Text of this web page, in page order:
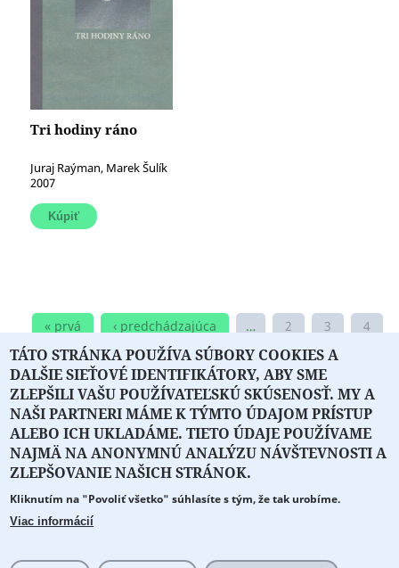
Tri hodiny ráno
Juraj Raýman, Marek Šulík
2007
« prvá ‹ predchádzajúca … 2 3
4
5
6 7 8 …
nasledujúca ›
posledná »
O PORTÁLI O DRUŽSTVE SPONZORI KONTAKT
Projekt z verejných fondov podporil
Cookie preferencie
TÁTO STRÁNKA POUŽÍVA SÚBORY COOKIES A
DALŠIE SIEŤOVÉ IDENTIFIKÁTORY, ABY SME
ZLEPŠILI VAŠU POUŽÍVATEĽSKÚ SKÚSENOSŤ. MY A
NAŠI PARTNERI MÁME K TÝMTO ÚDAJOM PRÍSTUP
ALEBO ICH UKLADÁME. TIETO ÚDAJE POUŽÍVAME
NAJMÄ NA ANONYMNÚ ANALÝZU NÁVŠTEVNOSTI A
ZLEPŠOVANIE NAŠICH STRÁNOK.
Kliknutím na "Povoliť všetko" súhlasíte s tým, že tak urobíme.
Viac informácií